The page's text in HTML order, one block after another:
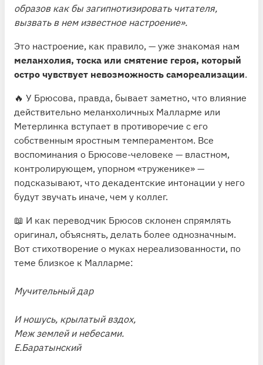
образов как бы загипнотизировать читателя,
вызвать в нем известное настроение».
Это настроение, как правило, — уже знакомая нам
меланхолия, тоска или смятение героя, который
остро чувствует невозможность самореализации.
🔥 У Брюсова, правда, бывает заметно, что влияние
действительно меланхоличных Малларме или
Метерлинка вступает в противоречие с его
собственным яростным темпераментом. Все
воспоминания о Брюсове-человеке — властном,
контролирующем, упорном «труженике» —
подсказывают, что декадентские интонации у него
будут звучать иначе, чем у коллег.
📖 И как переводчик Брюсов склонен спрямлять
оригинал, объяснять, делать более однозначным.
Вот стихотворение о муках нереализованности, по
теме близкое к Малларме:
Мучительный дар
И ношусь, крылатый вздох,
Меж землей и небесами.
Е.Баратынский